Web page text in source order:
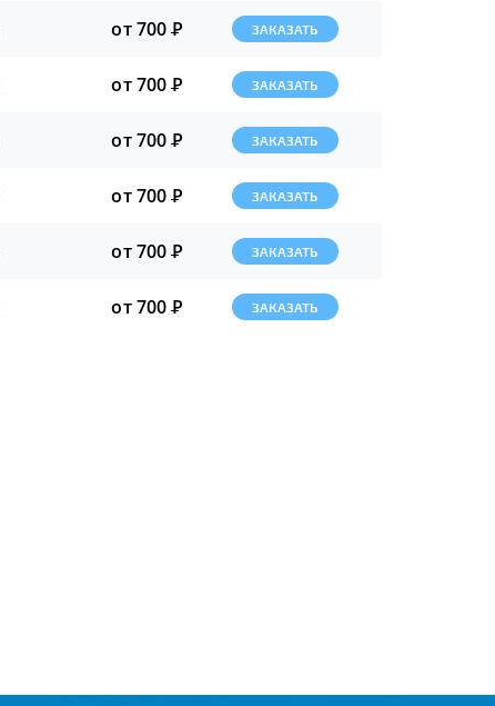
от 700Р ЗАКАЗАТЬ
от 700Р ЗАКАЗАТЬ
от 700Р ЗАКАЗАТЬ
от 700Р ЗАКАЗАТЬ
от 700Р ЗАКАЗАТЬ
от 700Р ЗАКАЗАТЬ